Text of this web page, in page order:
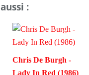
:
Chris De Burgh -
Lady In Red (1986)